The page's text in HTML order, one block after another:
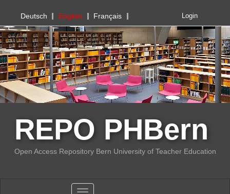
PHBern
Deutsch English Français Login
REPO PHBern
Open Access Repository Bern University of Teacher Education